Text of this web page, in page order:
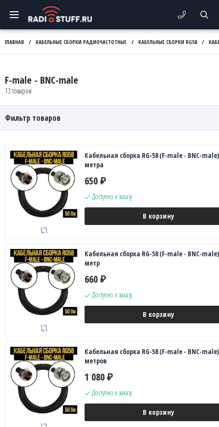
ГЛАВНАЯ / КАБЕЛЬНЫЕ СБОРКИ РАДИОЧАСТОТНЫЕ / КАБЕЛЬНЫЕ СБОРКИ RG58 /
F-male - BNC-male
13 товаров
Фильтр товаров
Кабельная сборка RG-58 (F-male - BNC-
метра
650 ₽
Доступно к заказу
В корзину
Кабельная сборка RG-58 (F-male - BNC-
метр
660 ₽
Доступно к заказу
В корзину
Кабельная сборка RG-58 (F-male - BNC-
метров
1 080 ₽
Доступно к заказу
В корзину